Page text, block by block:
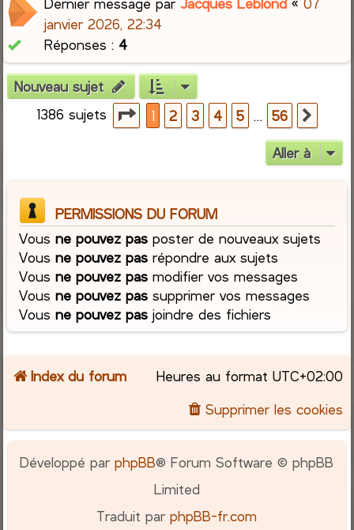
janvier 2026, 22:34
Réponses : 4
Nouveau sujet
1386 sujets
Page1sur 56
1 2 3 4 5 … 56
Aller à
PERMISSIONS DU FORUM
Vousne pouvez pas poster de nouveaux sujets
Vousne pouvez pas répondre aux sujets
Vousne pouvez pas modifier vos messages
Vousne pouvez pas supprimer vos messages
Vousne pouvez pas joindre des fichiers
Index du forum Heures au format UTC+02:00
Supprimer les cookies
Développé parphpBB® Forum Software © phpBB
Limited
Traduit parphpBB-fr.com